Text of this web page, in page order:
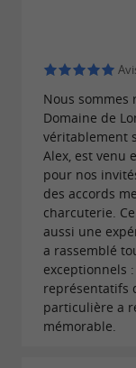
Le domaine
vins
original qui
bouteilles
mois. À
température,
texture
richesse
Domaine de
travers cette
gorgée
technique. Les
Nous sommes
Domaine de
véritablement
Alex, est venu
pour nos
des accords
charcuterie.
aussi une
a rassemblé
exceptionnels
représentatifs
particulière a
mémorable.